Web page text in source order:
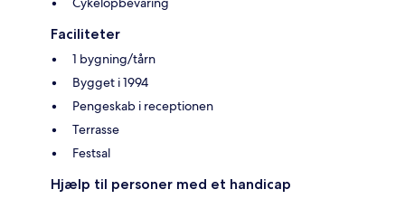
Faciliteter
1 bygning/tårn
Bygget i 1994
Pengeskab i receptionen
Terrasse
Festsal
Hjælp til personer med et handicap